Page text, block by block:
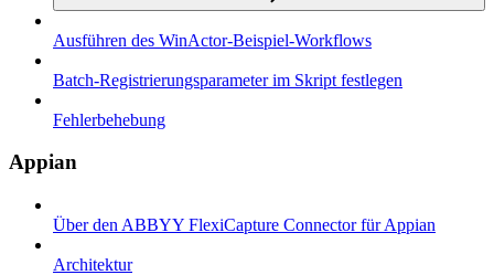
Ausführen des WinActor-Beispiel-Workflows
Batch-Registrierungsparameter im Skript festlegen
Fehlerbehebung
Appian
Über den ABBYY FlexiCapture Connector für Appian
Architektur